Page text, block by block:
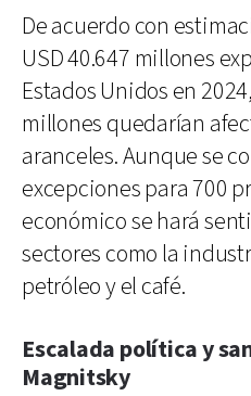
De acuerdo con
USD 40.647 millones
Estados Unidos en
millones quedarían
aranceles. Aunque se
excepciones para 700
económico se hará
sectores como la
petróleo y el café.
Escalada política y
Magnitsky